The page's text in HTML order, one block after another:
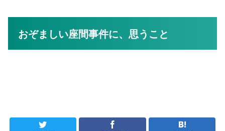
おぞましい座間事件に、思うこと